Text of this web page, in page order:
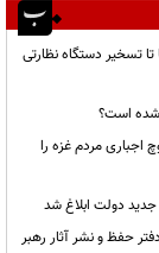
تسخیر دستگاه نظارتی
شده است؟
اجباری مردم غزه را
دولت ابلاغ شد
حفظ و نشر آثار رهبر